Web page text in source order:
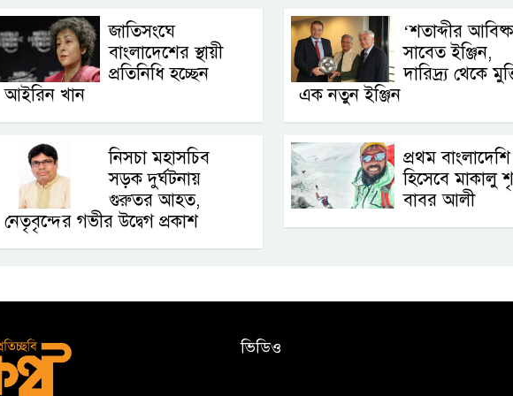
জাতিসংঘে
বাংলাদেশের স্থায়ী
প্রতিনিধি হচ্ছেন
আইরিন খান
‘শতাব্দীর
সাবেত ইঞ্জিন,
দারিদ্র্য থেকে
এক নতুন ইঞ্জিন
নিসচা মহাসচিব
সড়ক দুর্ঘটনায়
গুরুতর আহত,
নেতৃবৃন্দের গভীর উদ্বেগ প্রকাশ
প্রথম বাংলাদেশি
হিসেবে মাকালু
বাবর আলী
ভিডিও